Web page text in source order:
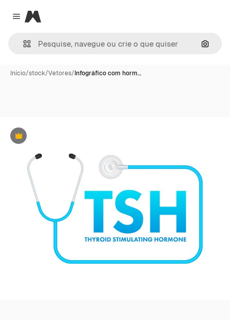
Close menu
Magnific
Início/stock/Vetores/Infográfico com horm…
Premium